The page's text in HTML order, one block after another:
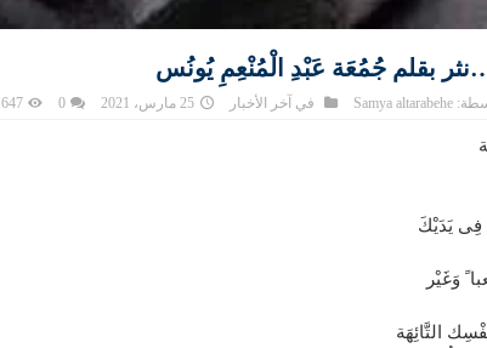
بقلم جُمُعَة عَبْدِ الْمُنْعِمِ يُونُس
Samya altarabehe في آخر الأخبار 25 مارس، 2021 0 647 زيارة
فِى يَدَيْكَ
وَغَيْر
التَّائِهَة